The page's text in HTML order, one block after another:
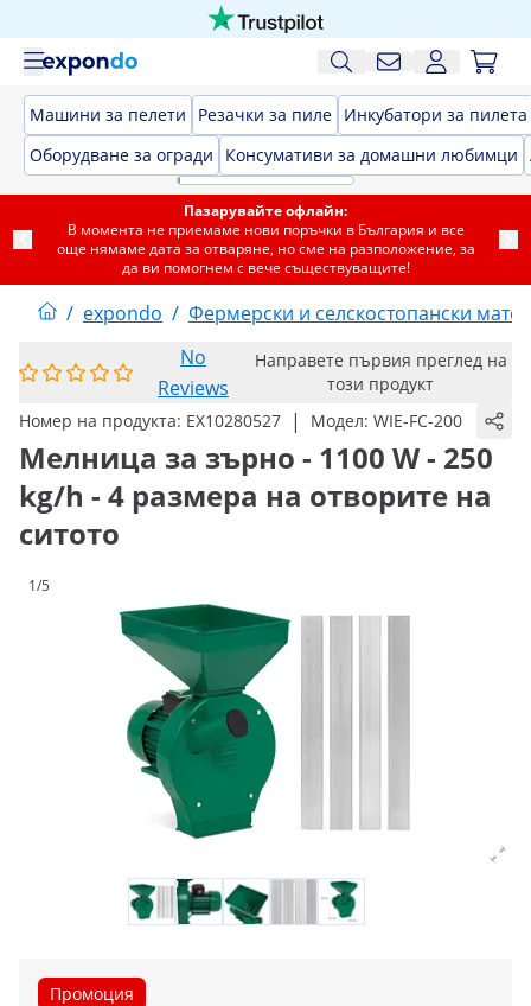
Машини за пелети Резачки за пиле Инкубатори за пилета
Оборудване за огради
Консумативи за домашни любимци
Пазарувайте офлайн:
В момента не приемаме нови поръчки в България и все
още нямаме дата за отваряне, но сме на разположение, за
да ви помогнем с вече съществуващите!
/ expondo / Фермерски и селскостопански
No
Reviews
Направете първия преглед на
този продукт
Номер на продукта: EX10280527 | Модел: WIE-FC-200
Мелница за зърно - 1100 W - 250
kg/h - 4 размера на отворите на
ситото
1/5
Промоция